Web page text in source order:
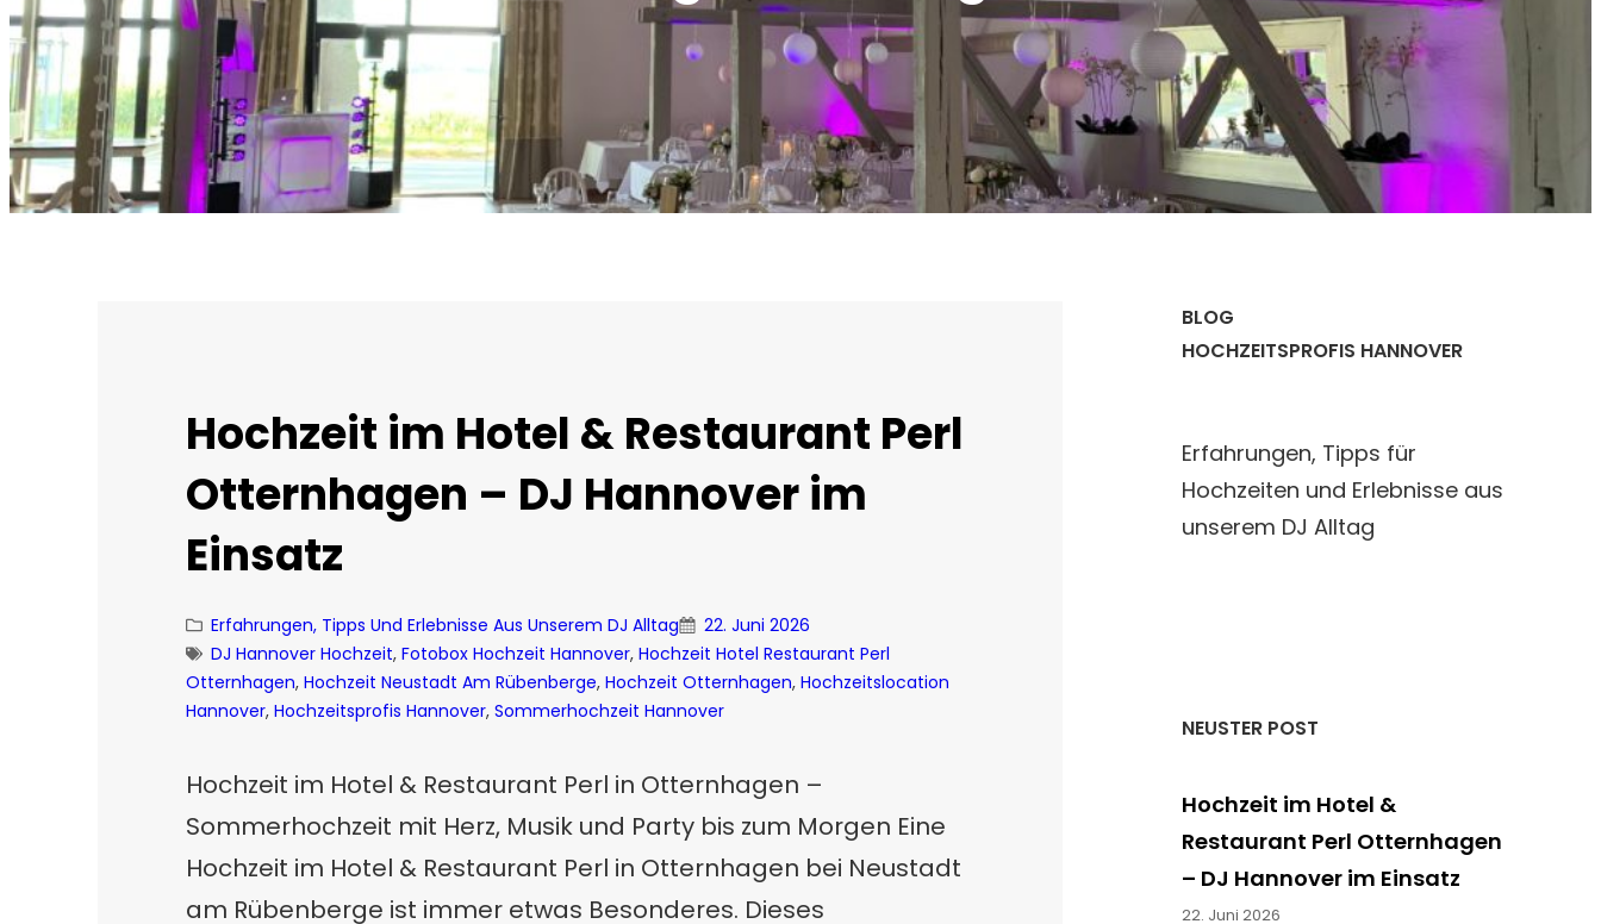
Hochzeit im Hotel & Restaurant Perl
Otternhagen – DJ Hannover im
Einsatz
Erfahrungen, Tipps Und Erlebnisse Aus Unserem DJ Alltag
22. Juni 2026
DJ Hannover Hochzeit, Fotobox Hochzeit Hannover, Hochzeit Hotel Restaurant Perl
Otternhagen, Hochzeit Neustadt Am Rübenberge, Hochzeit Otternhagen, Hochzeitslocation
Hannover, Hochzeitsprofis Hannover, Sommerhochzeit Hannover
Hochzeit im Hotel & Restaurant Perl in Otternhagen –
Sommerhochzeit mit Herz, Musik und Party bis zum Morgen Eine
Hochzeit im Hotel & Restaurant Perl in Otternhagen bei Neustadt
am Rübenberge ist immer etwas Besonderes. Dieses
BLOG
HOCHZEITSPROFIS HANNOVER
Erfahrungen, Tipps für
Hochzeiten und Erlebnisse aus
unserem DJ Alltag
NEUSTER POST
Hochzeit im Hotel &
Restaurant Perl Otternhagen
– DJ Hannover im Einsatz
22. Juni 2026